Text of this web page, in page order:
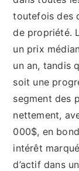
toutefois des
de propriété.
un prix
un an, tandis
soit une
segment des
nettement,
000$, en
intérêt
d’actif dans